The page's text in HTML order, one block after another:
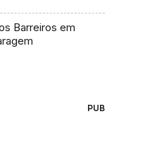
Barreiros em
PUB